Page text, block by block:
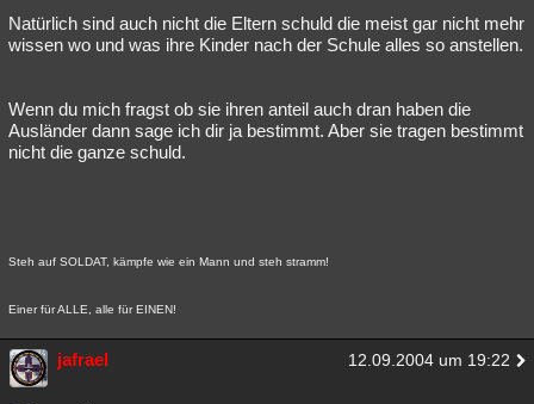
Natürlich sind auch nicht die Eltern schuld die meist gar nicht mehr
wissen wo und was ihre Kinder nach der Schule alles so anstellen.
Wenn du mich fragst ob sie ihren anteil auch dran haben die
Ausländer dann sage ich dir ja bestimmt. Aber sie tragen bestimmt
nicht die ganze schuld.
Steh auf SOLDAT, kämpfe wie ein Mann und steh stramm!
Einer für ALLE, alle für EINEN!
jafrael 12.09.2004 um 19:22